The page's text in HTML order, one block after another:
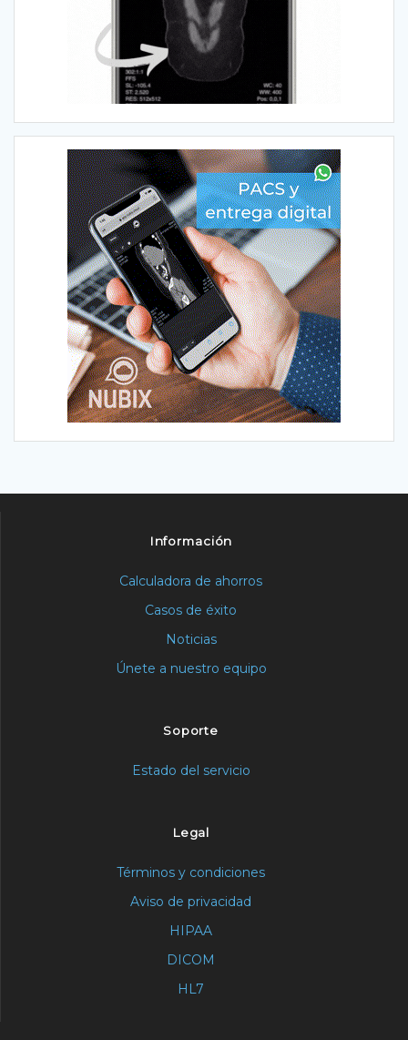
Información
Calculadora de ahorros
Casos de éxito
Noticias
Únete a nuestro equipo
Soporte
Estado del servicio
Legal
Términos y condiciones
Aviso de privacidad
HIPAA
DICOM
HL7